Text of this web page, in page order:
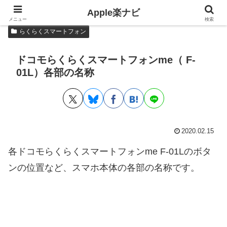
らくらくスマートフォン
ドコモらくらくスマートフォンme（ F-
01L）各部の名称
2020.02.15
各ドコモらくらくスマートフォンme F-01Lのボタ
ンの位置など、スマホ本体の各部の名称です。
メニュー
Apple楽ナビ
検索